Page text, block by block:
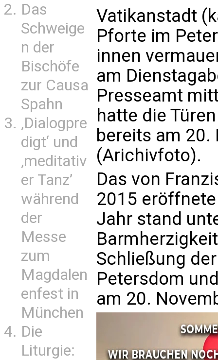
Das
Schweige
n der
Bischöfe
zur Causa
Spahn
‚Dialogpre
digt‘ und
‚meditativ
er Tanz’
während
der
Messe
zum
Magdalen
enfest in
München
Die
Liturgie:
Vatikanstadt
Pforte im
innen
am
Presseamt
hatte die
bereits am
(Arichivfoto).
Das von
2015
Jahr stand
Schließung
Petersdom
am 20.